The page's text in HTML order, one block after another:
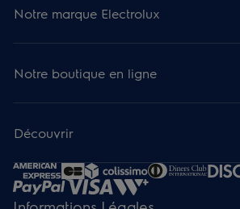
Notre marque Electrolux
Notre boutique en ligne
Découvrir